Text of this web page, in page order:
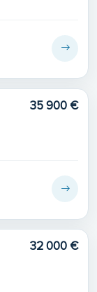
35 900 €
32 000 €